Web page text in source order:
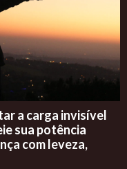
a carga invisível
sua potência
com leveza,